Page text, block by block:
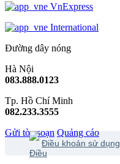
VnExpress
International
Đường dây nóng
Hà Nội
083.888.0123
Tp. Hồ Chí Minh
082.233.3555
Gửi tòa soạn Quảng cáo
Điều khoản sử dụng